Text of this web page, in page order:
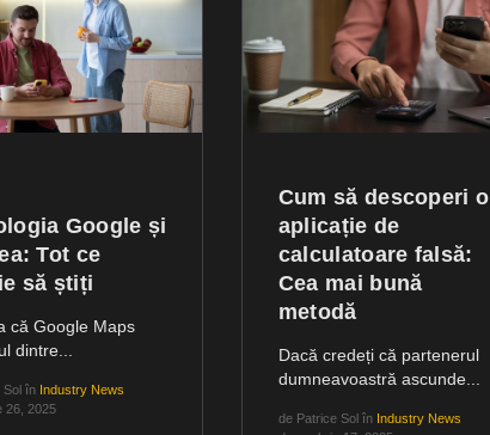
Google și
Tot ce
să știți
că Google Maps
dintre...
în Industry News
26, 2025
Cum să descoperi o
aplicație de
calculatoare falsă:
Cea mai bună
metodă
Dacă credeți că partenerul
dumneavoastră ascunde...
de Patrice Sol în Industry News